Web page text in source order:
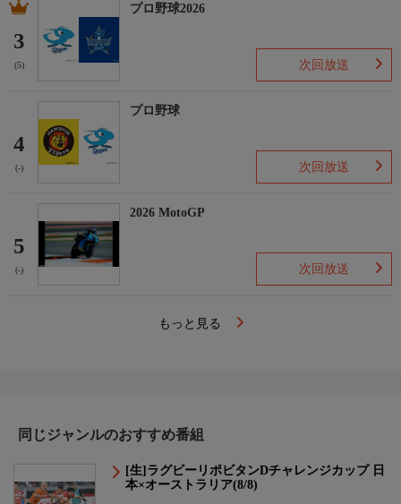
3
(5)
プロ野球2026
次回放送
4
(-)
プロ野球
次回放送
5
(-)
2026 MotoGP
次回放送
もっと見る
同じジャンルのおすすめ番組
[生]ラグビーリポビタンDチャレンジカップ 日
本×オーストラリア(8/8)